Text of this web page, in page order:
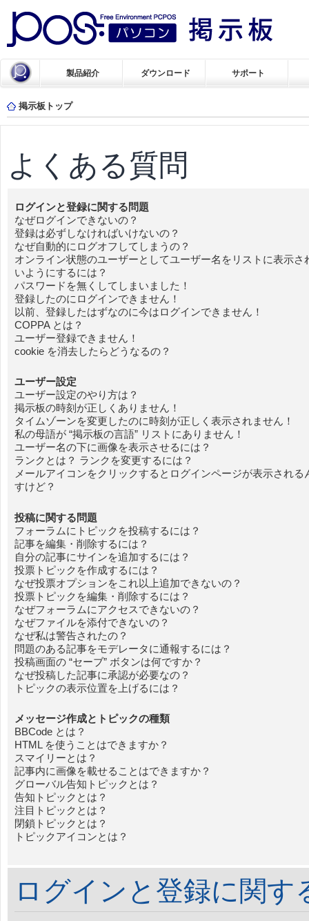
製品紹介 ダウンロード サポート
掲示板トップ
よくある質問
ログインと登録に関する問題
なぜログインできないの？
登録は必ずしなければいけないの？
なぜ自動的にログオフしてしまうの？
オンライン状態のユーザーとしてユーザー名をリストに表示さ
いようにするには？
パスワードを無くしてしまいました！
登録したのにログインできません！
以前、登録したはずなのに今はログインできません！
COPPA とは？
ユーザー登録できません！
cookie を消去したらどうなるの？
ユーザー設定
ユーザー設定のやり方は？
掲示板の時刻が正しくありません！
タイムゾーンを変更したのに時刻が正しく表示されません！
私の母語が “掲示板の言語” リストにありません！
ユーザー名の下に画像を表示させるには？
ランクとは？ ランクを変更するには？
メールアイコンをクリックするとログインページが表示される
すけど？
投稿に関する問題
フォーラムにトピックを投稿するには？
記事を編集・削除するには？
自分の記事にサインを追加するには？
投票トピックを作成するには？
なぜ投票オプションをこれ以上追加できないの？
投票トピックを編集・削除するには？
なぜフォーラムにアクセスできないの？
なぜファイルを添付できないの？
なぜ私は警告されたの？
問題のある記事をモデレータに通報するには？
投稿画面の “セーブ” ボタンは何ですか？
なぜ投稿した記事に承認が必要なの？
トピックの表示位置を上げるには？
メッセージ作成とトピックの種類
BBCode とは？
HTML を使うことはできますか？
スマイリーとは？
記事内に画像を載せることはできますか？
グローバル告知トピックとは？
告知トピックとは？
注目トピックとは？
閉鎖トピックとは？
トピックアイコンとは？
ログインと登録に関す